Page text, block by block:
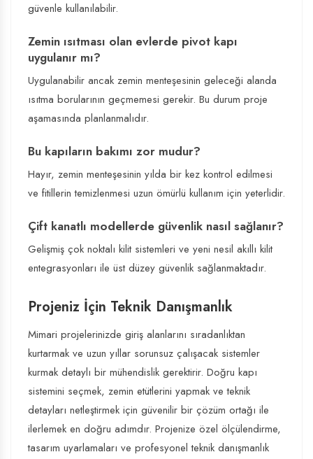
güvenle kullanılabilir.
Zemin ısıtması olan evlerde pivot kapı
uygulanır mı?
Uygulanabilir ancak zemin menteşesinin geleceği alanda
ısıtma borularının geçmemesi gerekir. Bu durum proje
aşamasında planlanmalıdır.
Bu kapıların bakımı zor mudur?
Hayır, zemin menteşesinin yılda bir kez kontrol edilmesi
ve fitillerin temizlenmesi uzun ömürlü kullanım için yeterlidir.
Çift kanatlı modellerde güvenlik nasıl sağlanır?
Gelişmiş çok noktalı kilit sistemleri ve yeni nesil akıllı kilit
entegrasyonları ile üst düzey güvenlik sağlanmaktadır.
Projeniz İçin Teknik Danışmanlık
Mimari projelerinizde giriş alanlarını sıradanlıktan
kurtarmak ve uzun yıllar sorunsuz çalışacak sistemler
kurmak detaylı bir mühendislik gerektirir. Doğru kapı
sistemini seçmek, zemin etütlerini yapmak ve teknik
detayları netleştirmek için güvenilir bir çözüm ortağı ile
ilerlemek en doğru adımdır. Projenize özel ölçülendirme,
tasarım uyarlamaları ve profesyonel teknik danışmanlık